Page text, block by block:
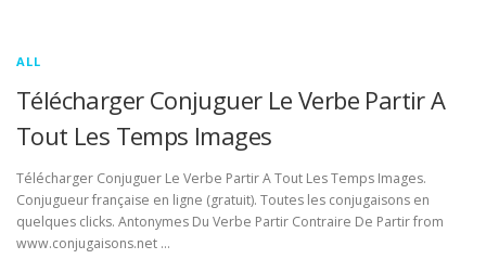
ALL
Télécharger Conjuguer Le Verbe Partir A
Tout Les Temps Images
Télécharger Conjuguer Le Verbe Partir A Tout Les Temps Images.
Conjugueur française en ligne (gratuit). Toutes les conjugaisons en
quelques clicks. Antonymes Du Verbe Partir Contraire De Partir from
www.conjugaisons.net …